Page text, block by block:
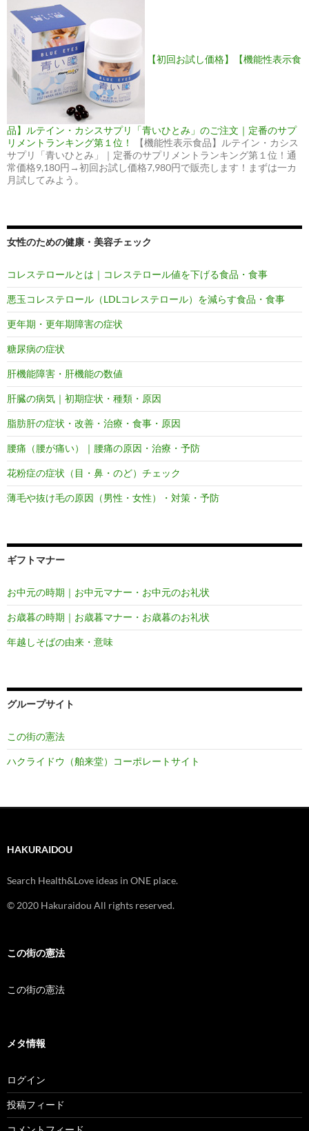
【初回お試し価格】【機能性表示食
品】ルテイン・カシスサプリ「青いひとみ」のご注文｜定番のサプ
リメントランキング第１位！
【機能性表示食品】ルテイン・カシス
サプリ「青いひとみ」｜定番のサプリメントランキング第１位！通
常価格9,180円→初回お試し価格7,980円で販売します！まずは一カ
月試してみよう。
女性のための健康・美容チェック
コレステロールとは｜コレステロール値を下げる食品・食事
悪玉コレステロール（LDLコレステロール）を減らす食品・食事
更年期・更年期障害の症状
糖尿病の症状
肝機能障害・肝機能の数値
肝臓の病気｜初期症状・種類・原因
脂肪肝の症状・改善・治療・食事・原因
腰痛（腰が痛い）｜腰痛の原因・治療・予防
花粉症の症状（目・鼻・のど）チェック
薄毛や抜け毛の原因（男性・女性）・対策・予防
ギフトマナー
お中元の時期｜お中元マナー・お中元のお礼状
お歳暮の時期｜お歳暮マナー・お歳暮のお礼状
年越しそばの由来・意味
グループサイト
この街の憲法
ハクライドウ（舶来堂）コーポレートサイト
HAKURAIDOU
Search Health&Love ideas in ONE place.
© 2020 Hakuraidou All rights reserved.
この街の憲法
この街の憲法
メタ情報
ログイン
投稿フィード